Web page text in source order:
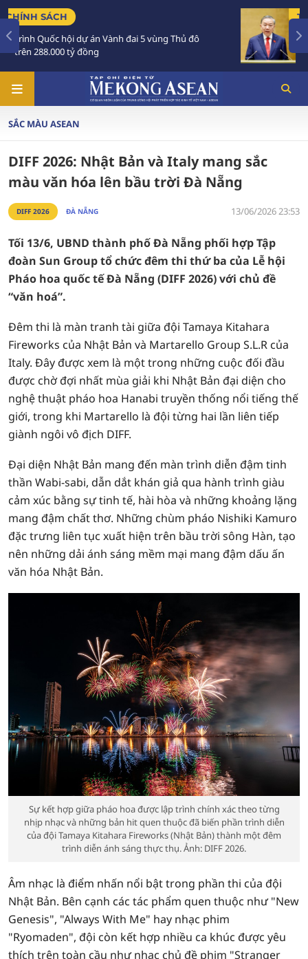
đô
Tổng Bí thư, Chủ tịch nước Tô Lâm sắp thăm
SẮC MÀU ASEAN
DIFF 2026: Nhật Bản và Italy mang sắc
màu văn hóa lên bầu trời Đà Nẵng
DIFF 2026 ĐÀ NẴNG 13/06/2026 23:53
Tối 13/6, UBND thành phố Đà Nẵng phối hợp Tập
đoàn Sun Group tổ chức đêm thi thứ ba của Lễ hội
Pháo hoa quốc tế Đà Nẵng (DIFF 2026) với chủ đề
“văn hoá”.
Đêm thi là màn tranh tài giữa đội Tamaya Kitahara
Fireworks của Nhật Bản và Martarello Group S.L.R của
Italy. Đây được xem là một trong những cuộc đối đầu
được chờ đợi nhất mùa giải khi Nhật Bản đại diện cho
nghệ thuật pháo hoa Hanabi truyền thống nổi tiếng thế
giới, trong khi Martarello là đội từng hai lần liên tiếp
giành ngôi vô địch DIFF.
Đại diện Nhật Bản mang đến màn trình diễn đậm tinh
thần Wabi-sabi, dẫn dắt khán giả qua hành trình giàu
cảm xúc bằng sự tinh tế, hài hòa và những khoảng lặng
mang đậm chất thơ. Những chùm pháo Nishiki Kamuro
đặc trưng liên tục xuất hiện trên bầu trời sông Hàn, tạo
nên những dải ánh sáng mềm mại mang đậm dấu ấn
văn hóa Nhật Bản.
Sự kết hợp giữa pháo hoa được lập trình chính xác theo từng
nhịp nhạc và những bản hit quen thuộc đã biến phần trình diễn
của đội Tamaya Kitahara Fireworks (Nhật Bản) thành một đêm
trình diễn ánh sáng thực thụ. Ảnh: DIFF 2026.
Âm nhạc là điểm nhấn nổi bật trong phần thi của đội
Nhật Bản. Bên cạnh các tác phẩm quen thuộc như "New
Genesis", "Always With Me" hay nhạc phim
"Ryomaden", đội còn kết hợp nhiều ca khúc được yêu
thích trên toàn cầu như nhạc chủ đề phim "Stranger